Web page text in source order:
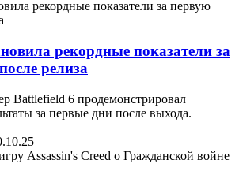
рекордные показатели за
релиза
Battlefield 6 продемонстрировал
за первые дни после выхода.